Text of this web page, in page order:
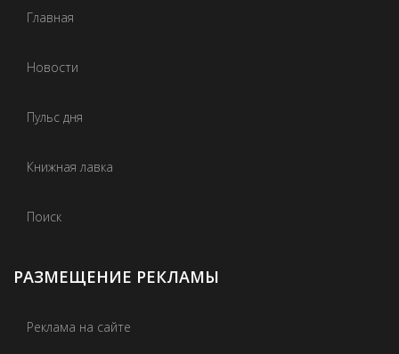
Главная
Новости
Пульс дня
Книжная лавка
Поиск
РАЗМЕЩЕНИЕ РЕКЛАМЫ
Реклама на сайте